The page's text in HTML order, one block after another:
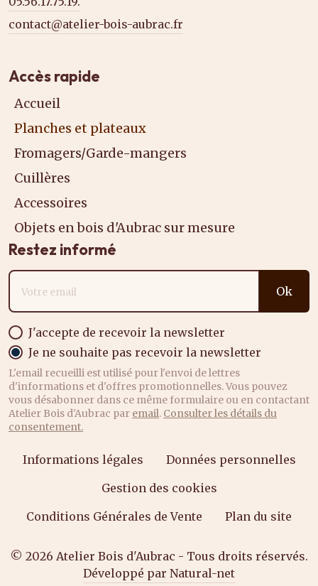
contact@atelier-bois-aubrac.fr
Accès rapide
Accueil
Planches et plateaux
Fromagers/Garde-mangers
Cuillères
Accessoires
Objets en bois d'Aubrac sur mesure
Restez informé
Adresse email
Ok
J'accepte de recevoir la newsletter
Je ne souhaite pas recevoir la newsletter
L'email recueilli est utilisé pour l'envoi de lettres
d'informations et d'offres promotionnelles. Vous pouvez
vous désabonner dans ce même formulaire ou en contactant
Atelier Bois d'Aubrac par email. Consulter les détails du
consentement.
Informations légales
Données personnelles
Gestion des cookies
Conditions Générales de Vente
Plan du site
© 2026 Atelier Bois d'Aubrac - Tous droits réservés.
Développé par Natural-net